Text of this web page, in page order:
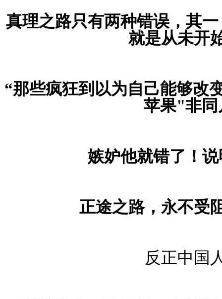
真理之路只有两种错误，其
就是从未开
“那些疯狂到以为自己能够改
苹果"非同
嫉妒他就错了！
正途之路，永不受
反正中国